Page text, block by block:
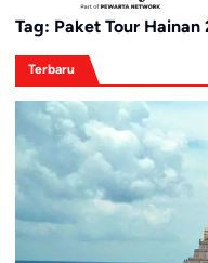
Tag: Paket Tour Hainan
Terbaru